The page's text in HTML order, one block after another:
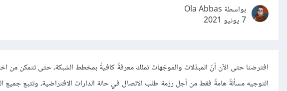
بواسطة Ola Abbas
7 يونيو 2021
افترضنا حتى الآن أنّ المبدّلات والموجّهات تملك معرفةً كافيةً بمخطط الشبكة، حتى تتمكن
التوجيه مسألةً هامةً فقط من أجل رزمة طلب الاتصال في حالة الدارات الافتراضية، وتتبع